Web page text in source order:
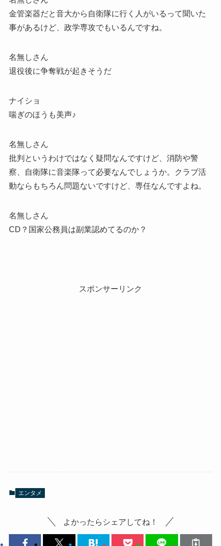
金管楽器だと音大から自衛隊に行く人がいるって聞いた
事があるけど、政学専攻でもいるんですね。
名無しさん
退役後に争奪戦が起きそうだ
ナイショ
喘ぎのほうも美声♪
名無しさん
批判というわけではなく疑問なんですけど、消防や警
察、自衛隊に音楽隊って必要なんでしょうか。クラブ活
動ならもちろん問題ないですけど、専任なんですよね。
名無しさん
CD？国家公務員は副業認めてるのか？
スポンサーリンク
エンタメ
よかったらシェアしてね！